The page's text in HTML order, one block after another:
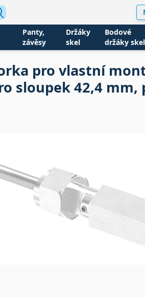
Panty,
závěsy
Držáky
skel
Bodové
držáky skel
pro vlastní
sloupek 42,4 mm,